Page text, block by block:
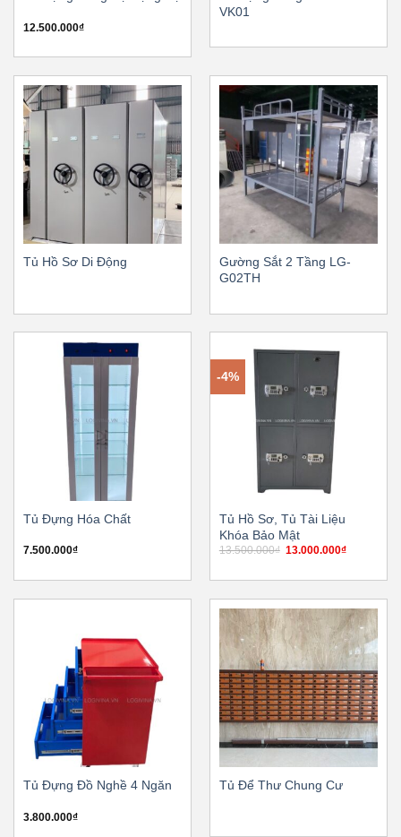
12.500.000₫
VK01
Tủ Hồ Sơ Di Động
Gường Sắt 2 Tầng LG-
G02TH
Tủ Đựng Hóa Chất
7.500.000₫
-4%
Tủ Hồ Sơ, Tủ Tài Liệu
Khóa Bảo Mật
13.500.000₫ Giá
13.500.000₫.
13.000.000₫Giá
là:
Tủ Đựng Đồ Nghề 4 Ngăn
3.800.000₫
Tủ Để Thư Chung Cư